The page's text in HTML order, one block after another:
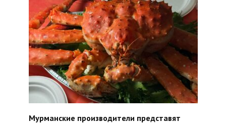
Мурманские производители представят